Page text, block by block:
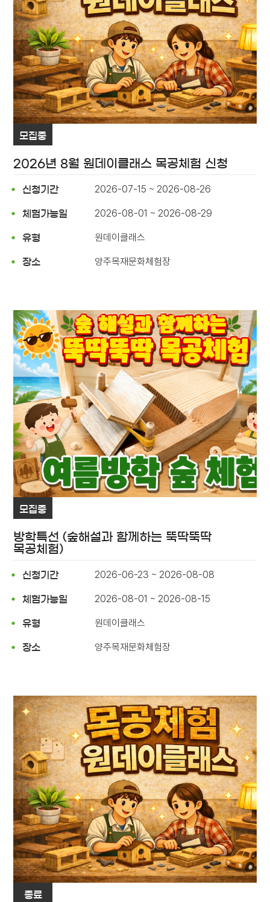
모집중
2026년 8월 원데이클래스 목공체험 신청
신청기간 2026-07-15 ~ 2026-08-26
체험가능일 2026-08-01 ~ 2026-08-29
유형 원데이클래스
장소 양주목재문화체험장
모집중
방학특선 (숲해설과 함께하는 뚝딱뚝딱
목공체험)
신청기간 2026-06-23 ~ 2026-08-08
체험가능일 2026-08-01 ~ 2026-08-15
유형 원데이클래스
장소 양주목재문화체험장
종료